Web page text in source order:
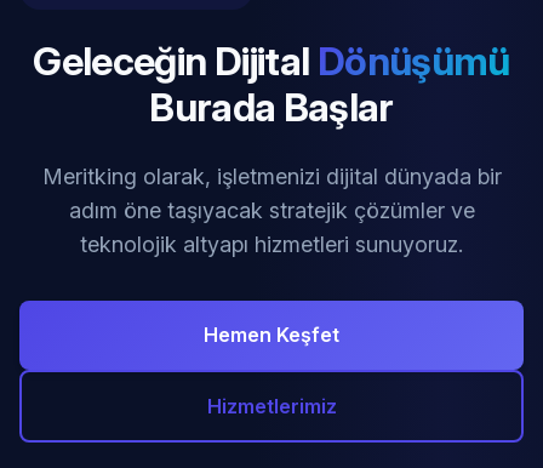
Geleceğin Dijital Dönüşümü
Burada Başlar
Meritking olarak, işletmenizi dijital dünyada bir
adım öne taşıyacak stratejik çözümler ve
teknolojik altyapı hizmetleri sunuyoruz.
Hemen Keşfet
Hizmetlerimiz